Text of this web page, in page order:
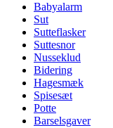
Babyalarm
Sut
Sutteflasker
Suttesnor
Nusseklud
Bidering
Hagesmæk
Spisesæt
Potte
Barselsgaver